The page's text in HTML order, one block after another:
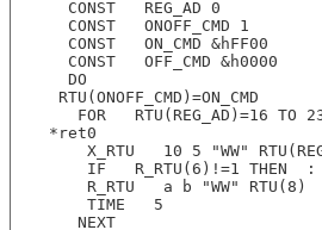
  CONST   REG_AD 0
  CONST   ONOFF_CMD 1
  CONST   ON_CMD &hFF00
  CONST   OFF_CMD &h0000
  DO
RTU(ONOFF_CMD)=ON_CMD
FOR   RTU(REG_AD)=16 TO
*ret0
X_RTU   10 5 "WW"
IF   R_RTU(6)!=1 THEN
    R_RTU   a b "WW" RTU(8)
    TIME   5
   NEXT